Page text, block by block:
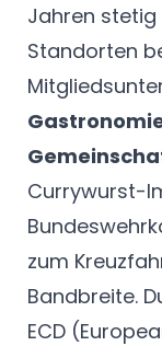
Jahren stetig
Standorten
Currywurst-
zum
Bandbreite.
ECD